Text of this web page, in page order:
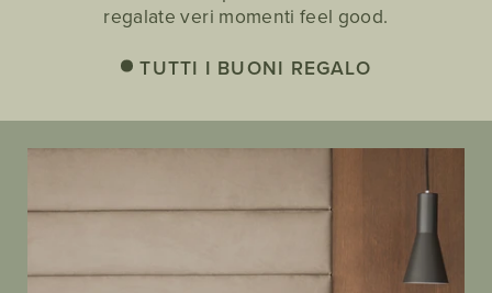
regalate veri momenti feel good.
TUTTI I BUONI REGALO